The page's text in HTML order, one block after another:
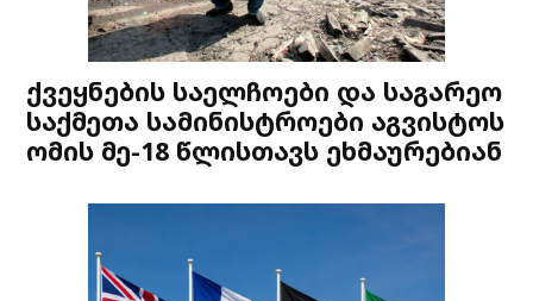
ქვეყნების საელჩოები და საგარეო
საქმეთა სამინისტროები აგვისტოს
ომის მე-18 წლისთავს ეხმაურებიან